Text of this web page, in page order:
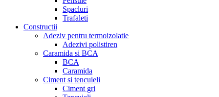
Spacluri
Trafaleti
Constructii
Adeziv pentru termoizolatie
Adezivi polistiren
Caramida si BCA
BCA
Caramida
Ciment si tencuieli
Ciment gri